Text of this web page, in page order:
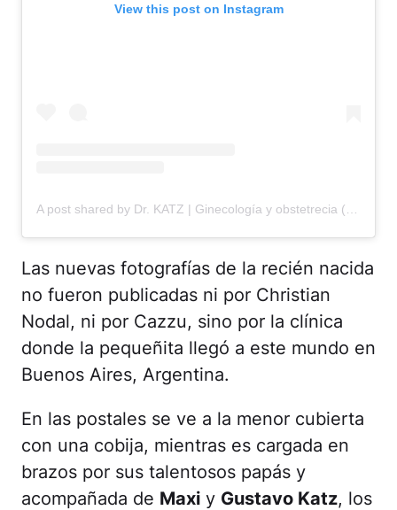
View this post on Instagram
Las nuevas fotografías de la recién nacida
no fueron publicadas ni por Christian
Nodal, ni por Cazzu, sino por la clínica
donde la pequeñita llegó a este mundo en
Buenos Aires, Argentina.
En las postales se ve a la menor cubierta
con una cobija, mientras es cargada en
brazos por sus talentosos papás y
acompañada de Maxi y Gustavo Katz, los